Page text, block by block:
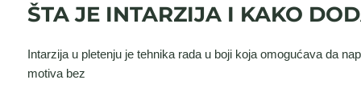
ŠTA JE INTARZIJA I KAKO
Intarzija u pletenju je tehnika rada u boji koja omogućava da
motiva bez